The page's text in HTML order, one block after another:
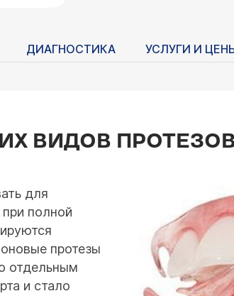
ДИАГНОСТИКА УСЛУГИ И
ВИДОВ
для
полной
протезы
отдельным
и стало